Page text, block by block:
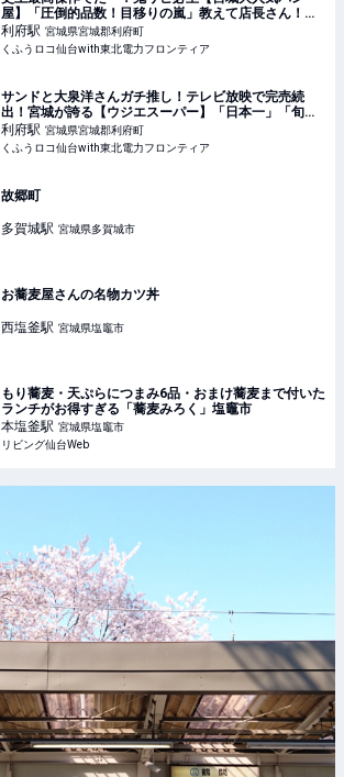
屋】「圧倒的品数！目移りの嵐」教えて店長さん！人
気2TOP＆絶対買い6選 | くふうロコ仙台with東北電力
フロンティア
利府駅 宮城県宮城郡利府町
くふうロコ仙台with東北電力フロンティア
サンドと大泉洋さんガチ推し！テレビ放映で完売続
出！宮城が誇る【ウジエスーパー】「日本一」「旬が
半額」激ウマ惣菜3選 | くふうロコ仙台with東北電力フ
ロンティア
利府駅 宮城県宮城郡利府町
くふうロコ仙台with東北電力フロンティア
故郷町
多賀城駅 宮城県多賀城市
お蕎麦屋さんの名物カツ丼
西塩釜駅 宮城県塩竈市
もり蕎麦・天ぷらにつまみ6品・おまけ蕎麦まで付いた
ランチがお得すぎる「蕎麦みろく」塩竈市
本塩釜駅 宮城県塩竈市
リビング仙台Web